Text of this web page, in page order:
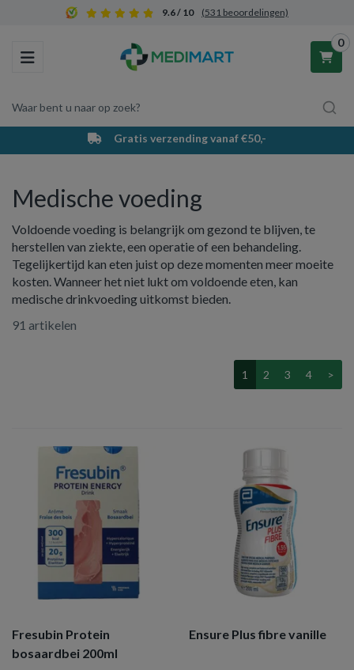
9.6 / 10 (531 beoordelingen)
Toggle navigation
Waar bent u naar op zoek?
0
Winkelwagen
Uw winkelwagen is leeg.
Vul hem met producten.
Gratis verzending vanaf €50,-
Medische voeding
Voldoende voeding is belangrijk om gezond te blijven, te
herstellen van ziekte, een operatie of een behandeling.
Tegelijkertijd kan eten juist op deze momenten meer moeite
kosten. Wanneer het niet lukt om voldoende eten, kan
medische drinkvoeding uitkomst bieden.
91 artikelen
1 2 3 4 >
Fresubin Protein
bosaardbei 200ml
Ensure Plus fibre vanille